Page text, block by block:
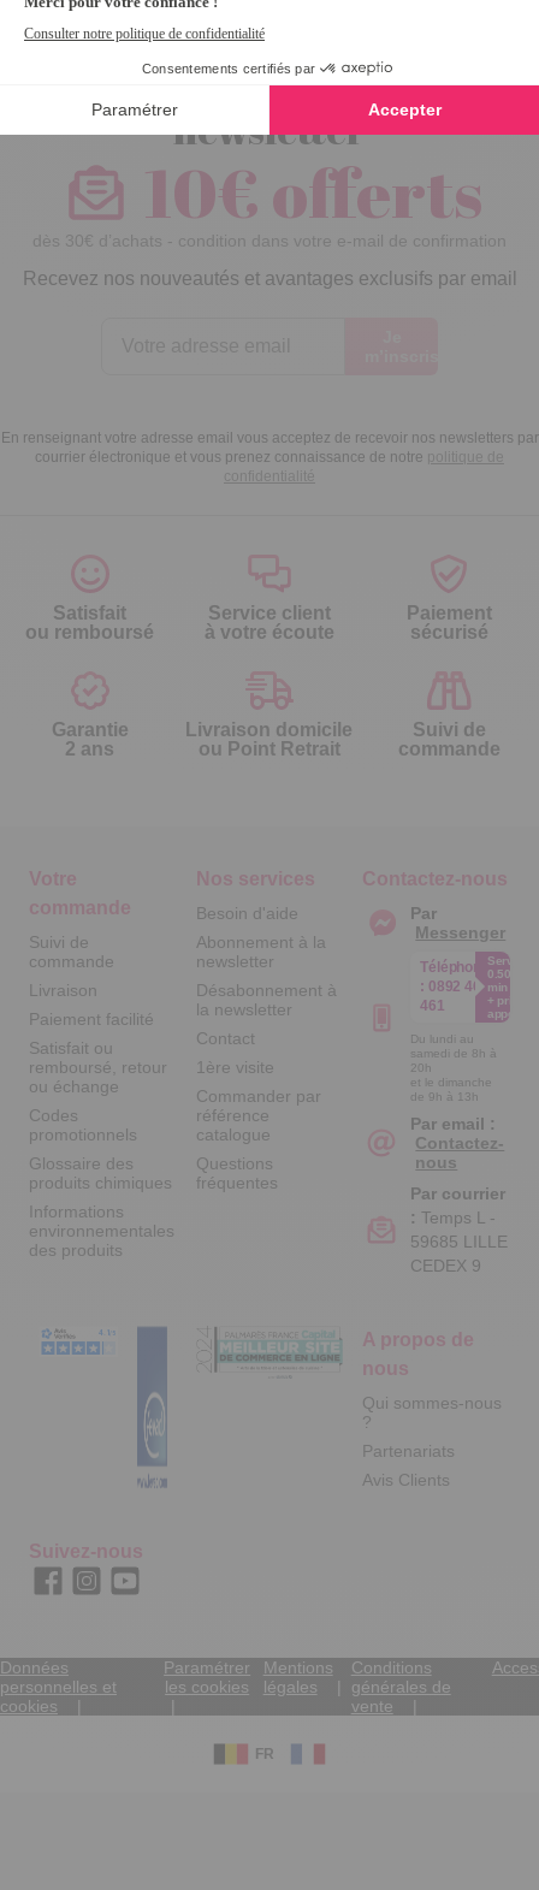
Inscrivez-vous à notre
newsletter
10€ offerts
dès 30€ d’achats - condition dans votre e-mail de confirmation
Recevez nos nouveautés et avantages exclusifs par email
En renseignant votre adresse email vous acceptez de recevoir nos newsletters par
courrier électronique et vous prenez connaissance de notre politique de
confidentialité
Satisfait
ou remboursé
Service client
à votre écoute
Paiement
sécurisé
Garantie
2 ans
Livraison domicile
ou Point Retrait
Suivi de
commande
Votre
commande
Suivi de
commande
Livraison
Paiement facilité
Satisfait ou
remboursé, retour
ou échange
Codes
promotionnels
Glossaire des
produits chimiques
Informations
environnementales
des produits
Nos services
Besoin d'aide
Abonnement à la
newsletter
Désabonnement à
la newsletter
Contact
1ère visite
Commander par
référence
catalogue
Questions
fréquentes
A propos de
nous
Qui sommes-nous
?
Partenariats
Avis Clients
Contactez-nous
Par
Messenger
Téléphone
: 0892 461
461
Service
0.50€ /
min
+ prix
appel
Du lundi au
samedi de 8h à
20h
et le dimanche
de 9h à 13h
Par email :
Contactez-
nous
Par courrier
: Temps L -
59685 LILLE
CEDEX 9
Suivez-nous
Données
personnelles et
cookies
Paramétrer
les cookies
Mentions
légales
Conditions
générales de
vente
FR